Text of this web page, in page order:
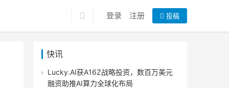
登录 注册 投稿
快讯
Lucky.AI获A16Z战略投资，数百万美元
融资助推AI算力全球化布局